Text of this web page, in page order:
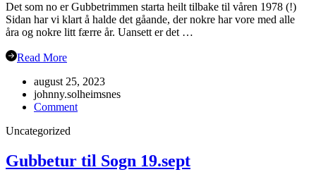
Det som no er Gubbetrimmen starta heilt tilbake til våren 1978 (!)
Sidan har vi klart å halde det gåande, der nokre har vore med alle
åra og nokre litt færre år. Uansett er det …
Read More
august 25, 2023
johnny.solheimsnes
Commenton
Uncategorized
Gubbetur til Sogn 19.sept